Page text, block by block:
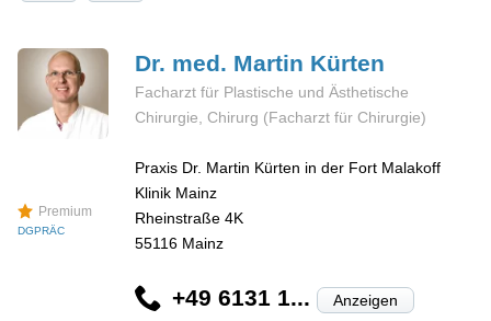
Premium
DGPRÄC
Dr. med. Martin Kürten
Facharzt für Plastische und Ästhetische
Chirurgie, Chirurg (Facharzt für Chirurgie)
Praxis Dr. Martin Kürten in der Fort Malakoff
Klinik Mainz
Rheinstraße 4K
55116 Mainz
+49 6131 1... Anzeigen